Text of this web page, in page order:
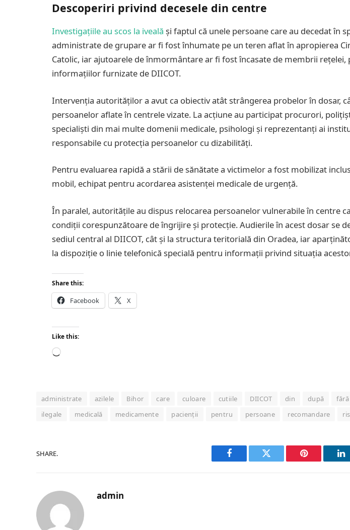
Descoperiri privind decesele din centre
Investigațiile au scos la iveală și faptul că unele persoane care au decedat în
administrate de grupare ar fi fost înhumate pe un teren aflat în apropierea
Catolic, iar ajutoarele de înmormântare ar fi fost încasate de membrii rețelei,
informațiilor furnizate de DIICOT.
Intervenția autorităților a avut ca obiectiv atât strângerea probelor în dosar,
persoanelor aflate în centrele vizate. La acțiune au participat procurori,
specialiști din mai multe domenii medicale, psihologi și reprezentanți ai
responsabile cu protecția persoanelor cu dizabilități.
Pentru evaluarea rapidă a stării de sănătate a victimelor a fost mobilizat
mobil, echipat pentru acordarea asistenței medicale de urgență.
În paralel, autoritățile au dispus relocarea persoanelor vulnerabile în centre
condiții corespunzătoare de îngrijire și protecție. Audierile în acest dosar se
sediul central al DIICOT, cât și la structura teritorială din Oradea, iar
la dispoziție o linie telefonică specială pentru informații privind situația
Share this:
Facebook X
Like this:
Loading…
administrate azilele Bihor care culoare cutiile DIICOT din după fără
ilegale
medicală medicamente pacienții pentru persoane recomandare
SHARE.
Facebook Twitter Pinterest
admin